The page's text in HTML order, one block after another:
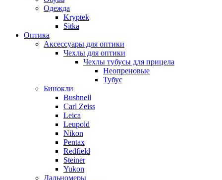
Одежда
Kryptek
Sitka
Оптика
Аксессуары для оптики
Чехлы для оптики
Чехлы тубусы для прицела
Неопреновые
Тубус
Бинокли
Bushnell
Carl Zeiss
Leica
Leupold
Nikon
Pentax
Redfield
Steiner
Yukon
Дальномеры